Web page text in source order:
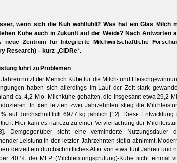
wenn sich die Kuh wohlfühlt? Was hat ein Glas Milch
Kühe auch in Zukunft auf der Weide? Nach Antworten
neue Zentrum für Integrierte Milchwirtschaftliche
Research) – kurz „CIDRe“.
führt zu Problemen
nutzt der Mensch Kühe für die Milch- und
haben sich allerdings im Lauf der Zeit stark
ca. 4,2 Mio. Milchkühe gehalten, die insgesamt etwa 29,2
In den letzten zwei Jahrzehnten stieg die
auf durchschnittlich 6977 kg jährlich [12]. Diese Entwicklung
Hier kam es nahezu zu einer Vervierfachung der
Demgegenüber steht eine verminderte Nutzungsdauer
Leistung in den letzten Jahrzehnten stetig abnimmt.
derzeit ein durchschnittliches Alter von etwa fünf Jahren und
40 % der MLP (Milchleistungsprüfung)-Kühe nicht einmal